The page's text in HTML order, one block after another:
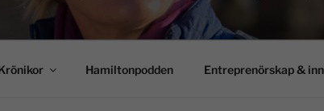
Hamiltonpodden Entreprenörskap &